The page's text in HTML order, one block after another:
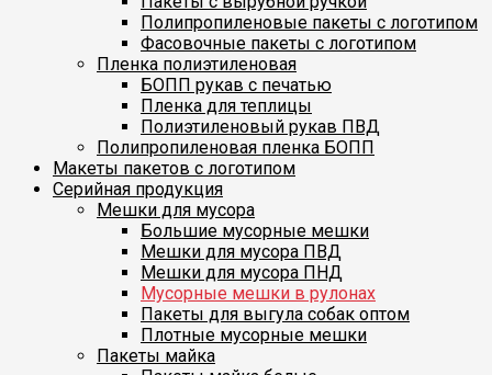
Полипропиленовые пакеты с логотипом
Фасовочные пакеты с логотипом
Пленка полиэтиленовая
БОПП рукав с печатью
Пленка для теплицы
Полиэтиленовый рукав ПВД
Полипропиленовая пленка БОПП
Макеты пакетов с логотипом
Серийная продукция
Мешки для мусора
Большие мусорные мешки
Мешки для мусора ПВД
Мешки для мусора ПНД
Мусорные мешки в рулонах
Пакеты для выгула собак оптом
Плотные мусорные мешки
Пакеты майка